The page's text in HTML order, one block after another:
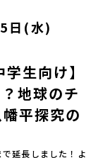
止について天候な
ます。その場合
又、最少催行人数
中止の旨をメール
よくあるご質問
いて＜プログラ
フォーム＞「意志
」というビジョ
業団体です。日本
域の枠を越えて生
〜3年間過ごすこ
地域留学」を知
加できる「おため
覧いただけま
体制、安全面に
グラム説明会〜
体説明を聞いた
どんな町なの？」
はの豊かな文化
えします。日
校体験 -高校生
はのランチ＆ス
宇宙交流センタ
「みんなで
ちと交流＜3日目
振り返り対話「牧
乳体験・動物と触
頃プログラム終
※天候の状況や参
ます。参加概要
日程】7月28日
体がタイムカプ
（やつしろか
に一度は見てお
機械電気科」の2
チャレンジでき
工部門で九州大
の旅では自分の手
を組んだり、木
&quot;自分の手
けの「竹灯籠（た
な海に思いっき
日(水)
生向け】
地球のチ
平探究の
延長しました！よ